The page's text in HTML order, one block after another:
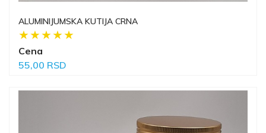
ALUMINIJUMSKA KUTIJA CRNA
Cena
55,00 RSD